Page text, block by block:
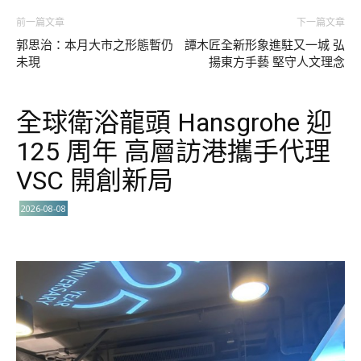
前一篇文章
郭思治：本月大市之形態暫仍
未現
下一篇文章
譚木匠全新形象進駐又一城 弘
揚東方手藝 堅守人文理念
全球衛浴龍頭 Hansgrohe 迎
125 周年 高層訪港攜手代理
VSC 開創新局
2026-08-08